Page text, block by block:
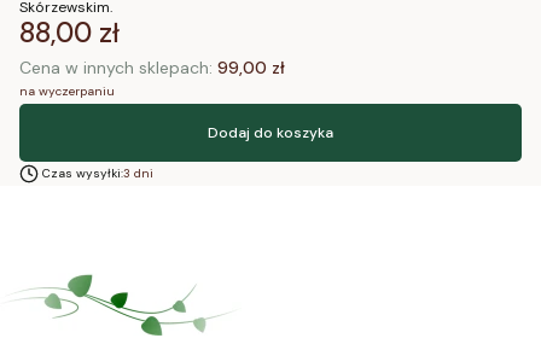
Cena
88,00 zł
Cena w innych sklepach: 99,00 zł
Skórzewskim.
na wyczerpaniu
Dodaj do koszyka
Czas wysyłki:3 dni